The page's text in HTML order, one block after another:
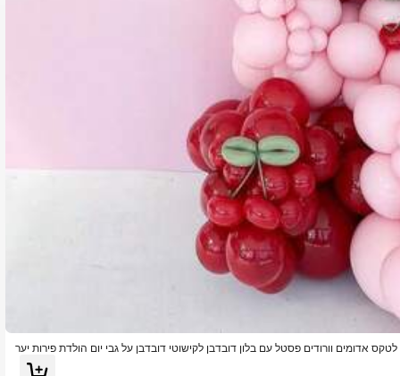
דובדבן, 106 יחידות בלוני לטקס אדומים וורודים פסטל עם בלון דובדבן לקישוטי דובדבן על גבי יום הולדת פירות יער